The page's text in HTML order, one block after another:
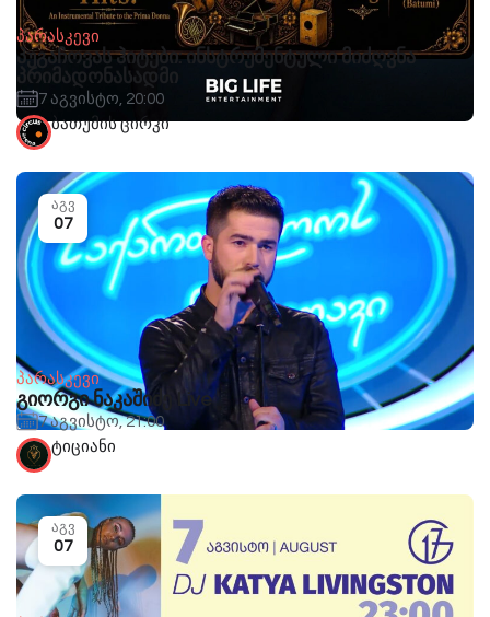
პარასკევი
პუგაჩოვას ჰიტები: ინსტრუმენტული მიძღვნა
პრიმადონასადმი
7 აგვისტო, 20:00
ბათუმის ცირკი
პარასკევი
გიორგი ნაკაშიძე Live
7 აგვისტო, 21:00
აგვ
07
ტიციანი
აგვ
07